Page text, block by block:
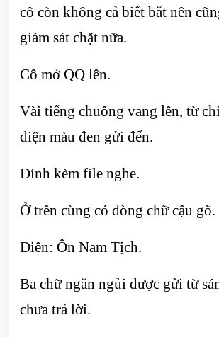
cô còn không cả biết bắt nên
giám sát chặt nữa.
Cô mở QQ lên.
Vài tiếng chuông vang lên, từ
diện màu đen gửi đến.
Đính kèm file nghe.
Ở trên cùng có dòng chữ cậu gõ.
Diên: Ôn Nam Tịch.
Ba chữ ngắn ngủi được gửi từ
chưa trả lời.